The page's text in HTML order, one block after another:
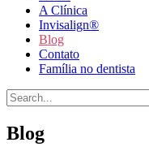
A Clínica
Invisalign®
Blog
Contato
Família no dentista
Blog